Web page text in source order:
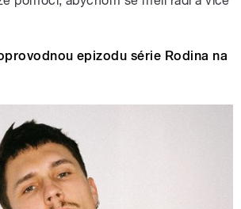
epizodu série Rodina na